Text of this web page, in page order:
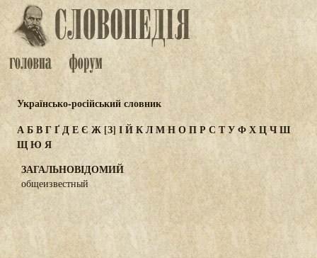
Українсько-російський словник
АБВГҐДЕЄ Ж[З] ІЙКЛМНОПР С ТУФХЦЧШ
ЩЮ Я
ЗАГАЛЬНОВІДОМИЙ
общеизвестный